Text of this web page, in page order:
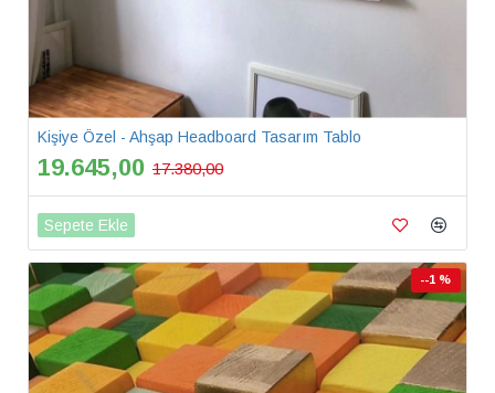
Kişiye Özel - Ahşap Headboard Tasarım Tablo
19.645,00 17.380,00
Sepete Ekle
--1 %